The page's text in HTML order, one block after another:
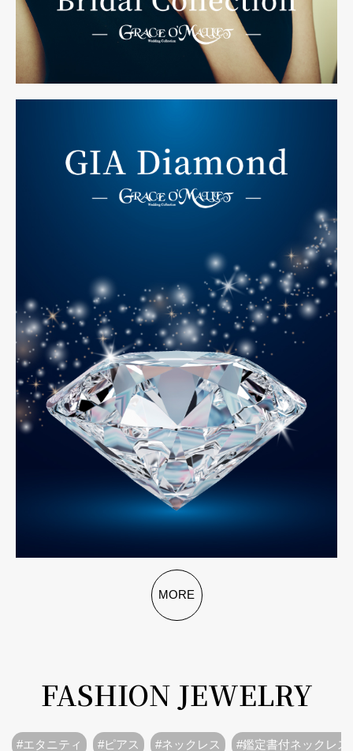
MORE
FASHION JEWELRY
#エタニティ #ピアス #ネックレス #鑑定書付ネックレス